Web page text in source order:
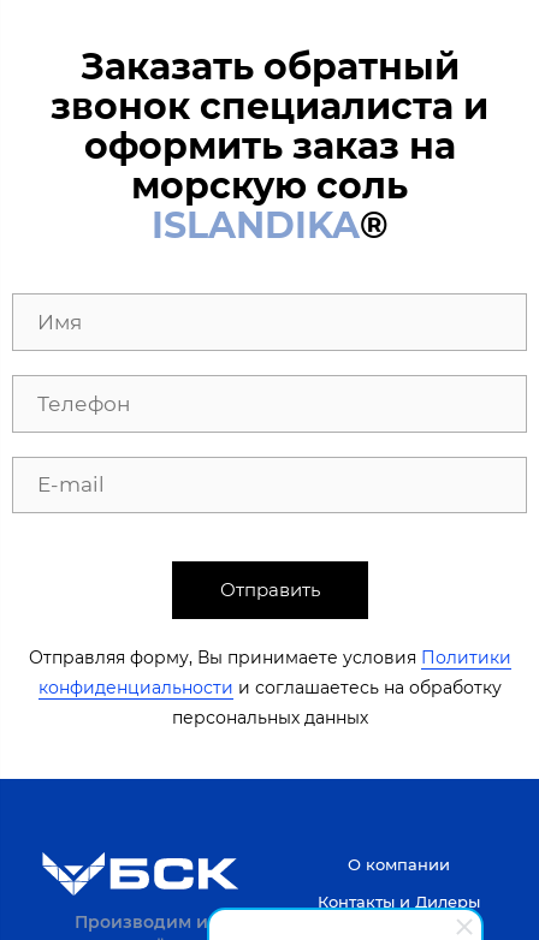
Заказать обратный
звонок специалиста и
оформить заказ на
морскую соль
ISLANDIKA®
Отправить
Отправляя форму, Вы принимаете условия Политики
конфиденциальности ​​​ и соглашаетесь на обработку
персональных данных​​
Производим и
О компании
Контакты и Дилеры